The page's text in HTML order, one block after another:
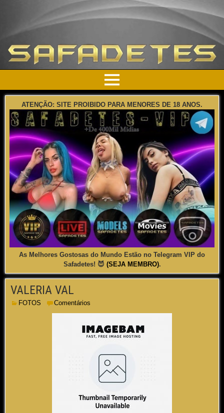
ATENÇÃO: SITE PROIBIDO PARA MENORES DE 18 ANOS.
As Melhores Gostosas do Mundo Estão no Telegram VIP do
Safadetes! 😈 (SEJA MEMBRO).
VALERIA VAL
FOTOS Comentários